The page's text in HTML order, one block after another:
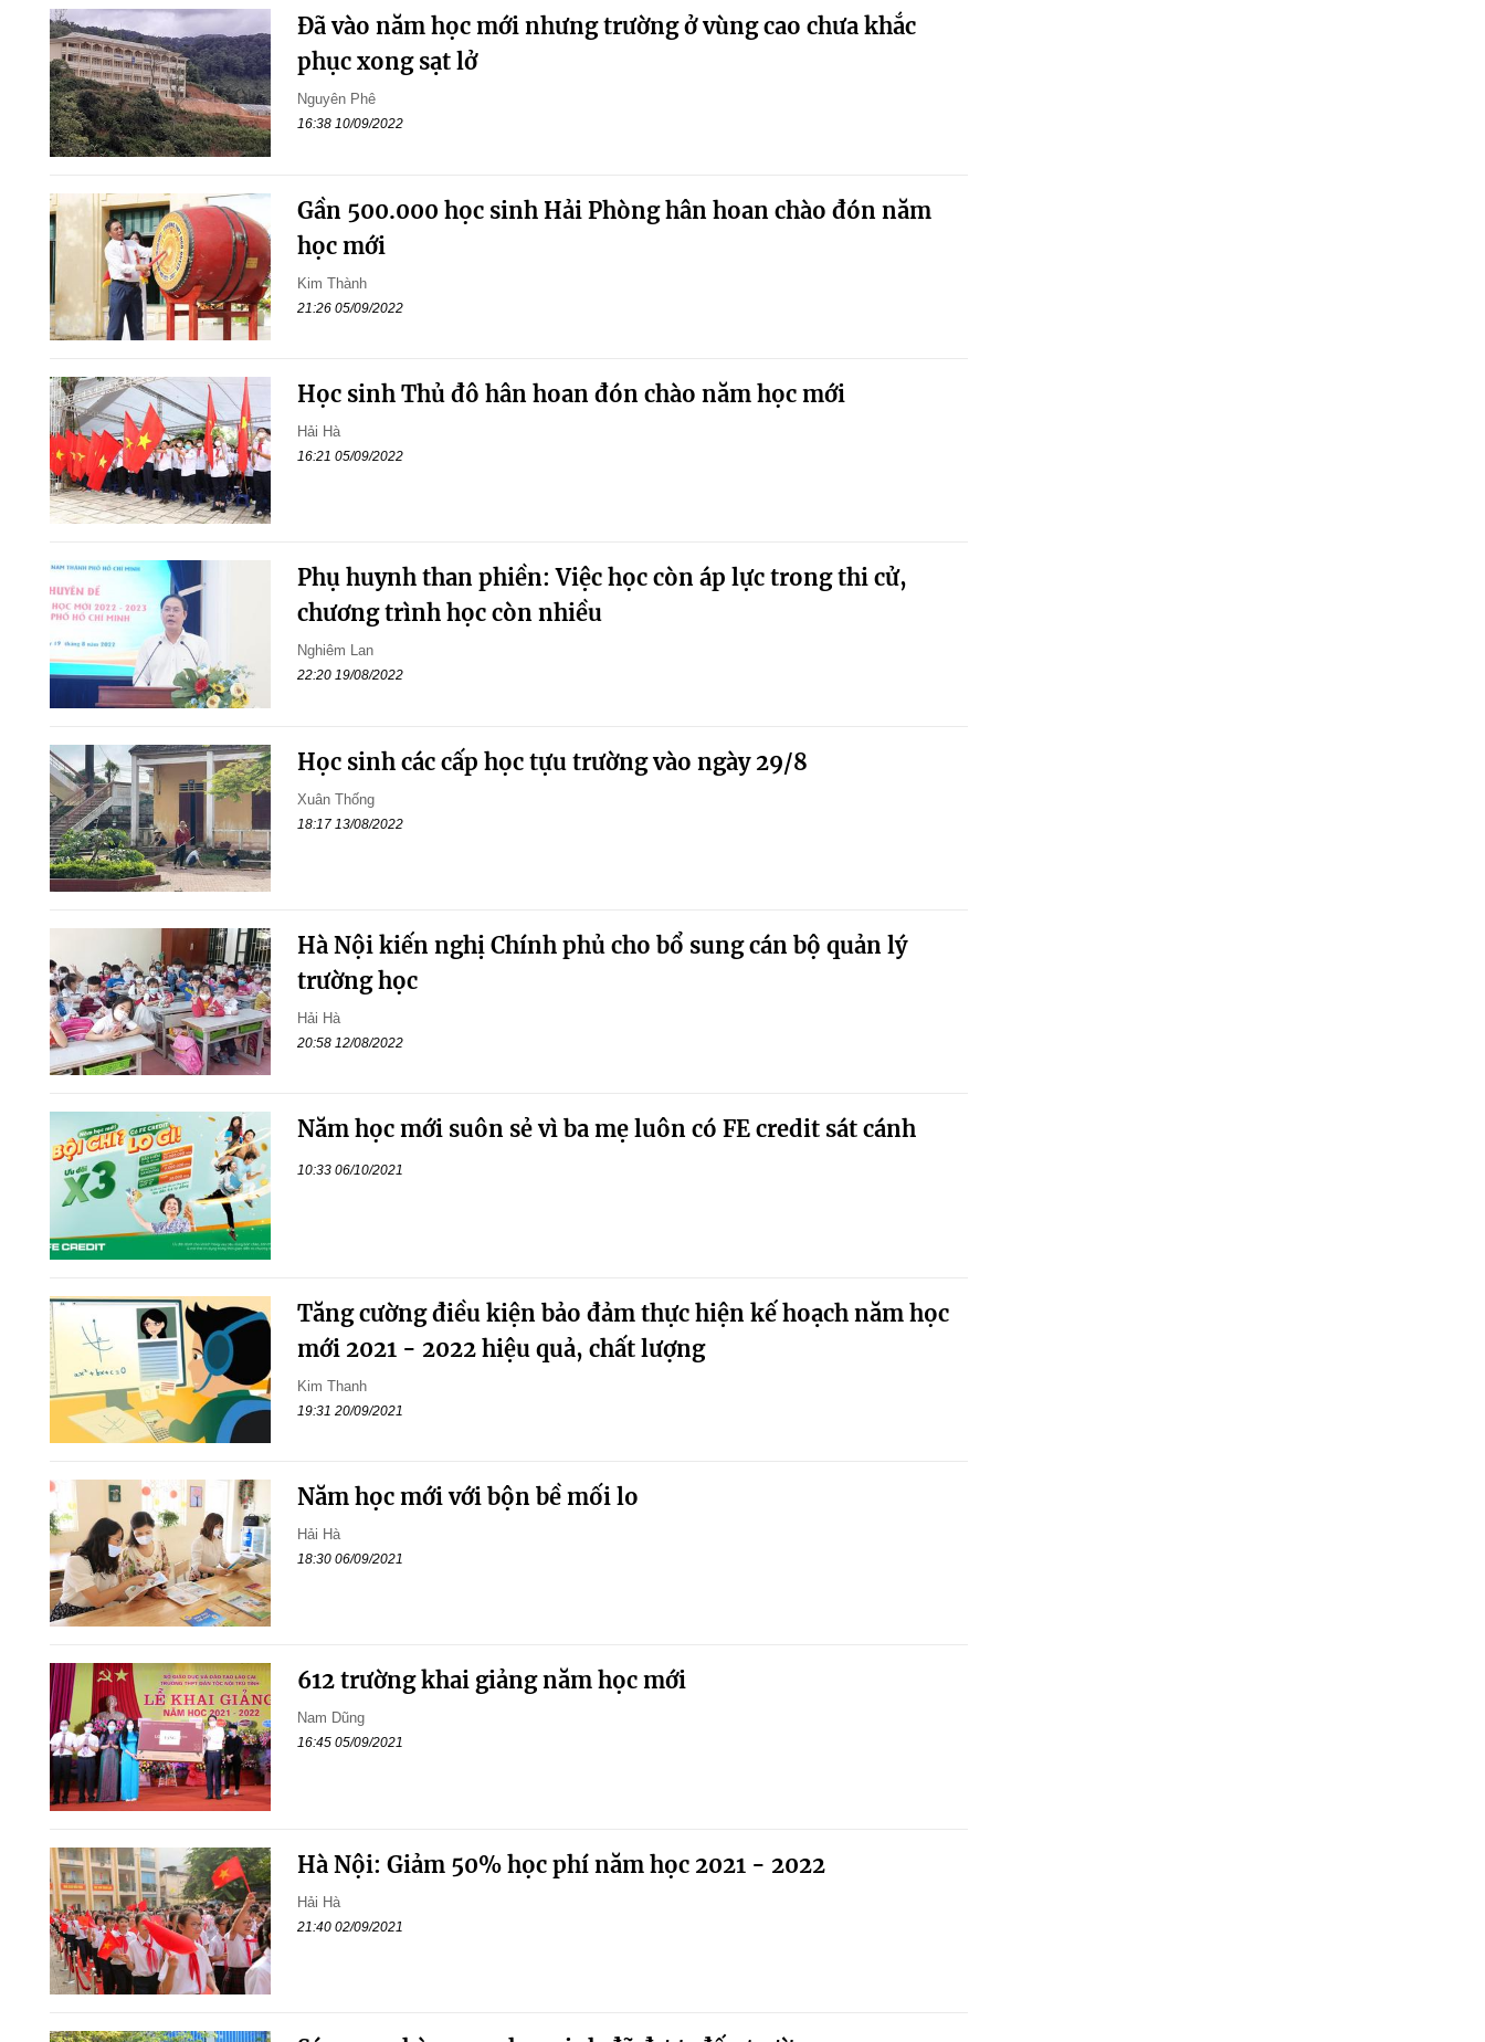
Đã vào năm học mới nhưng trường ở vùng cao chưa khắc
phục xong sạt lở
Nguyên Phê
16:38 10/09/2022
Gần 500.000 học sinh Hải Phòng hân hoan chào đón năm
học mới
Kim Thành
21:26 05/09/2022
Học sinh Thủ đô hân hoan đón chào năm học mới
Hải Hà
16:21 05/09/2022
Phụ huynh than phiền: Việc học còn áp lực trong thi cử,
chương trình học còn nhiều
Nghiêm Lan
22:20 19/08/2022
Học sinh các cấp học tựu trường vào ngày 29/8
Xuân Thống
18:17 13/08/2022
Hà Nội kiến nghị Chính phủ cho bổ sung cán bộ quản lý
trường học
Hải Hà
20:58 12/08/2022
Năm học mới suôn sẻ vì ba mẹ luôn có FE credit sát cánh
10:33 06/10/2021
Tăng cường điều kiện bảo đảm thực hiện kế hoạch năm học
mới 2021 - 2022 hiệu quả, chất lượng
Kim Thanh
19:31 20/09/2021
Năm học mới với bộn bề mối lo
Hải Hà
18:30 06/09/2021
612 trường khai giảng năm học mới
Nam Dũng
16:45 05/09/2021
Hà Nội: Giảm 50% học phí năm học 2021 - 2022
Hải Hà
21:40 02/09/2021